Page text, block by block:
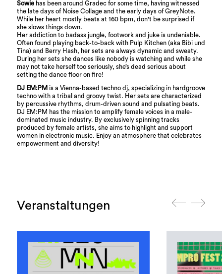
Sowiehas been around Gradec for some time, having witnessed
the late days of Noise Collage and the early days of GreyNote.
While her heart mostly beats at 160 bpm, don't be surprised if
she slows things down.
Her addiction to badass jungle, footwork and juke is undeniable.
Often found playing back-to-back with Pulp Kitchen (aka Bibi und
Tina) and Berry Hash, her sets are always dynamic and sweaty.
During her sets she dances like nobody is watching and while she
may not take herself too seriously, she’s dead serious about
setting the dance floor on fire!
DJ EM:PM is a Vienna-based techno dj, specializing in hardgroove
techno with a tribal and groovy twist. Her sets are characterized
by percussive rhythms, drum-driven sound and pulsating beats.
DJ EM:PM has the mission to amplify female voices in a male-
dominated music industry. By exclusively spinning tracks
produced by female artists, she aims to highlight and support
women in electronic music. Enjoy an atmosphere that celebrates
empowerment and diversity!
Veranstaltungen